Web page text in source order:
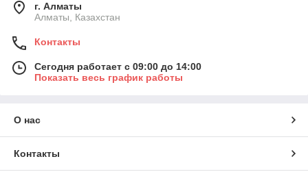
г. Алматы
Алматы, Казахстан
Контакты
Сегодня работает с 09:00 до 14:00
Показать весь график работы
О нас
Контакты